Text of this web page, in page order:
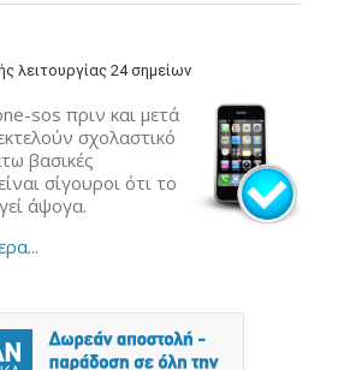
λειτουργίας 24 σημείων
sos πριν και μετά
σχολαστικό
βασικές
σίγουροι ότι το
άψογα.